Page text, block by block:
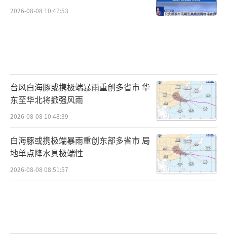
2026-08-08 10:47:53
台风白海豚或携极端暴雨重创多省市 华
东至华北将掀强风雨
2026-08-08 10:48:39
白海豚或携极端暴雨重创东部多省市 局
地单点降水具极端性
2026-08-08 08:51:57